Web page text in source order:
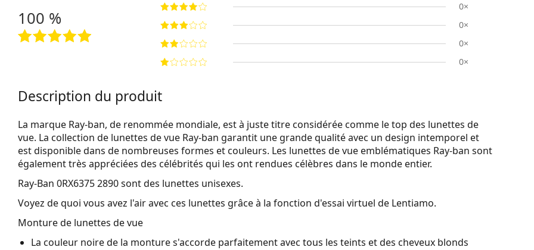
100 %
0×
0×
0×
0×
Description du produit
La marque Ray-ban, de renommée mondiale, est à juste titre considérée comme le top des lunettes de
vue. La collection de lunettes de vue Ray-ban garantit une grande qualité avec un design intemporel et
est disponible dans de nombreuses formes et couleurs. Les lunettes de vue emblématiques Ray-ban sont
également très appréciées des célébrités qui les ont rendues célèbres dans le monde entier.
Ray-Ban 0RX6375 2890sont des lunettes unisexes.
Voyez de quoi vous avez l'air avec ces lunettes grâce à la fonction d'essai virtuel de Lentiamo.
Monture de lunettes de vue
La couleur noire de la monture s'accorde parfaitement avec tous les teints et des cheveux blonds